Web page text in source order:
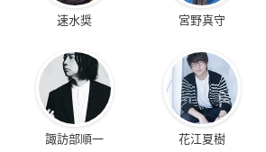
速水奨 宮野真守
諏訪部順一 花江夏樹